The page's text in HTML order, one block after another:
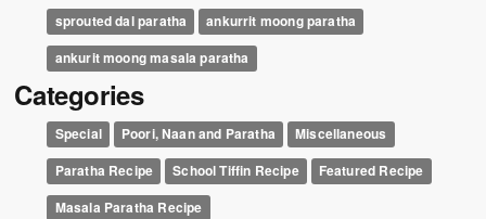
sprouted dal paratha
ankurrit moong paratha
ankurit moong masala paratha
Categories
Special Poori, Naan and Paratha
Miscellaneous
Paratha Recipe
School Tiffin Recipe
Featured Recipe
Masala Paratha Recipe